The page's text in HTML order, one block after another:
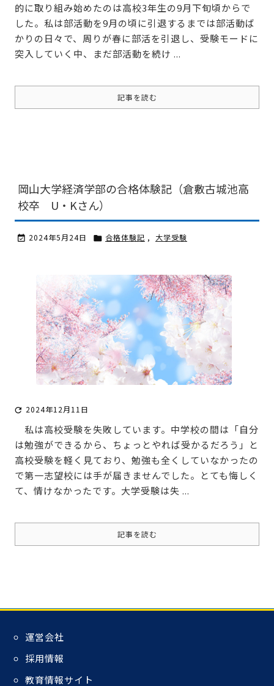
的に取り組み始めたのは高校3年生の9月下旬頃からで
した。私は部活動を9月の頃に引退するまでは部活動ば
かりの日々で、周りが春に部活を引退し、受験モードに
突入していく中、まだ部活動を続け ...
記事を読む
岡山大学経済学部の合格体験記（倉敷古城池高
校卒 U・Kさん）
 2024年5月24日  合格体験記 , 大学受験
 2024年12月11日
私は高校受験を失敗しています。中学校の間は「自分
は勉強ができるから、ちょっとやれば受かるだろう」と
高校受験を軽く見ており、勉強も全くしていなかったの
で第一志望校には手が届きませんでした。とても悔しく
て、情けなかったです。大学受験は失 ...
記事を読む
運営会社
採用情報
教育情報サイト